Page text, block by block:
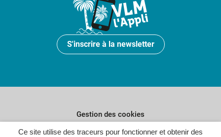
Ce site utilise des traceurs pour fonctionner et obtenir des
S'inscrire à la newsletter
Gestion des cookies
Plan du site